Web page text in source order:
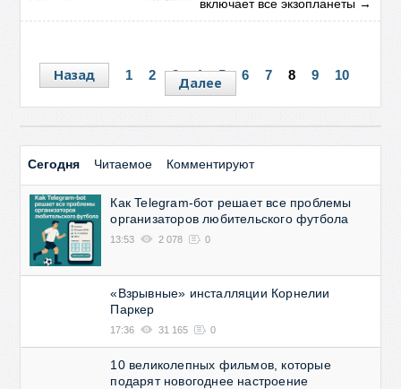
включает все экзопланеты →
Назад 1 2 3 4 5 6 7 8 9 10
Далее
Сегодня Читаемое Комментируют
Как Telegram-бот решает все проблемы
организаторов любительского футбола
13:53 2 078 0
«Взрывные» инсталляции Корнелии
Паркер
17:36 31 165 0
10 великолепных фильмов, которые
подарят новогоднее настроение